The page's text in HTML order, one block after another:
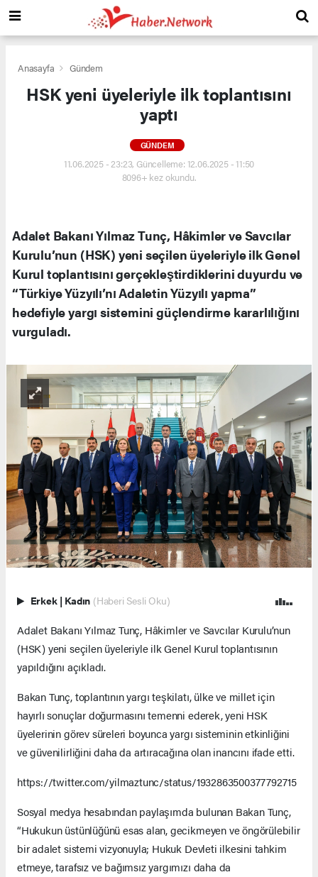
Anasayfa Gündem
HSK yeni üyeleriyle ilk toplantısını
yaptı
GÜNDEM
11.06.2025 - 23:23, Güncelleme: 12.06.2025 - 11:50
8096+ kez okundu.
Adalet Bakanı Yılmaz Tunç, Hâkimler ve Savcılar
Kurulu’nun (HSK) yeni seçilen üyeleriyle ilk Genel
Kurul toplantısını gerçekleştirdiklerini duyurdu ve
“Türkiye Yüzyılı’nı Adaletin Yüzyılı yapma”
hedefiyle yargı sistemini güçlendirme kararlılığını
vurguladı.
Erkek | Kadın (Haberi Sesli Oku)
Adalet Bakanı Yılmaz Tunç, Hâkimler ve Savcılar Kurulu’nun
(HSK) yeni seçilen üyeleriyle ilk Genel Kurul toplantısının
yapıldığını açıkladı.
Bakan Tunç, toplantının yargı teşkilatı, ülke ve millet için
hayırlı sonuçlar doğurmasını temenni ederek, yeni HSK
üyelerinin görev süreleri boyunca yargı sisteminin etkinliğini
ve güvenilirliğini daha da artıracağına olan inancını ifade etti.
https://twitter.com/yilmaztunc/status/1932863500377792715
Sosyal medya hesabından paylaşımda bulunan Bakan Tunç,
“Hukukun üstünlüğünü esas alan, gecikmeyen ve öngörülebilir
bir adalet sistemi vizyonuyla; Hukuk Devleti ilkesini tahkim
etmeye, tarafsız ve bağımsız yargımızı daha da